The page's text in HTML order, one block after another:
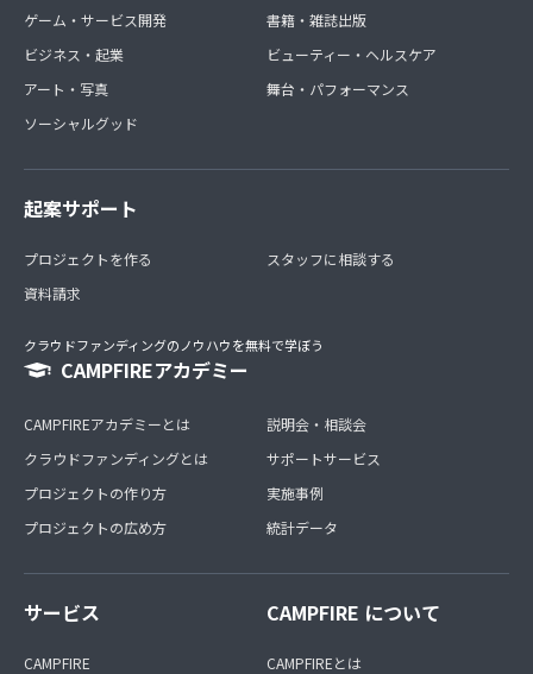
ゲーム・サービス開発
ビジネス・起業
アート・写真
ソーシャルグッド
書籍・雑誌出版
ビューティー・ヘルスケア
舞台・パフォーマンス
起案サポート
プロジェクトを作る
資料請求
スタッフに相談する
クラウドファンディングのノウハウを無料で学ぼう
CAMPFIREアカデミー
CAMPFIREアカデミーとは
クラウドファンディングとは
プロジェクトの作り方
プロジェクトの広め方
説明会・相談会
サポートサービス
実施事例
統計データ
サービス
CAMPFIRE
CAMPFIRE について
CAMPFIREとは